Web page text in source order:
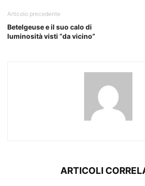
Articolo precedente
Betelgeuse e il suo calo di
luminosità visti “da vicino”
ARTICOLI